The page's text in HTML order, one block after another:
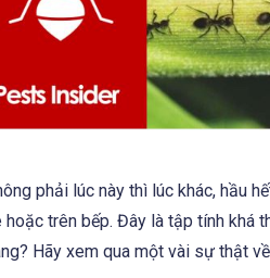
phải lúc này thì lúc khác, hầu
hoặc trên bếp. Đây là tập tính khá
Hãy xem qua một vài sự thật